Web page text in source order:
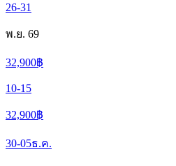
26-31
พ.ย. 69
32,900฿
10-15
32,900฿
30-05ธ.ค.